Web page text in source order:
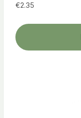
€2.35